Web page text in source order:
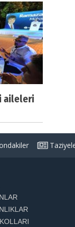
aileleri